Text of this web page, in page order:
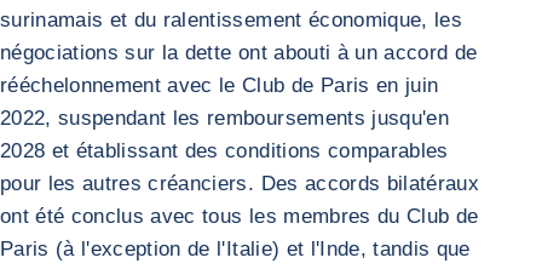
surinamais et du ralentissement économique, les
négociations sur la dette ont abouti à un accord de
rééchelonnement avec le Club de Paris en juin
2022, suspendant les remboursements jusqu'en
2028 et établissant des conditions comparables
pour les autres créanciers. Des accords bilatéraux
ont été conclus avec tous les membres du Club de
Paris (à l'exception de l'Italie) et l'Inde, tandis que